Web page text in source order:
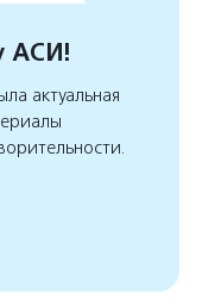
АСИ!
актуальная